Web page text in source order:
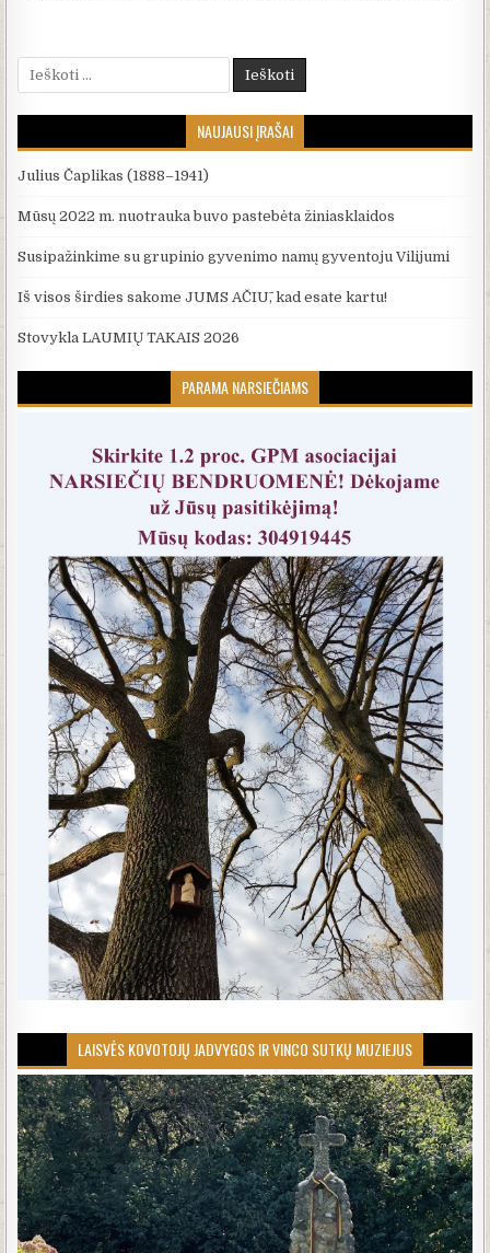
Ieškoti:
NAUJAUSI ĮRAŠAI
Julius Čaplikas (1888–1941)
Mūsų 2022 m. nuotrauka buvo pastebėta žiniasklaidos
Susipažinkime su grupinio gyvenimo namų gyventoju Vilijumi
Iš visos širdies sakome JUMS AČIŪ, kad esate kartu!
Stovykla LAUMIŲ TAKAIS 2026
PARAMA NARSIEČIAMS
LAISVĖS KOVOTOJŲ JADVYGOS IR VINCO SUTKŲ MUZIEJUS